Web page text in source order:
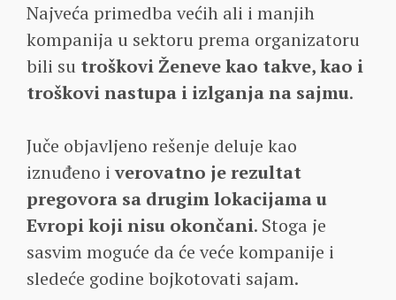
Najveća primedba većih ali i manjih
kompanija u sektoru prema organizatoru
bili su troškovi Ženeve kao takve, kao i
troškovi nastupa i izlganja na sajmu.
Juče objavljeno rešenje deluje kao
iznuđeno iverovatno je rezultat
pregovora sa drugim lokacijama u
Evropi koji nisu okončani. Stoga je
sasvim moguće da će veće kompanije i
sledeće godine bojkotovati sajam.